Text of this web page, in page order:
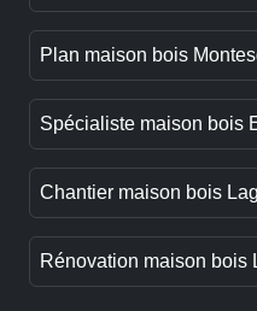
Plan maison bois
Spécialiste maison bois
Chantier maison bois
Rénovation maison bois